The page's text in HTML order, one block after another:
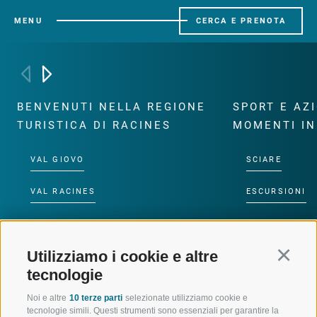
Utilizziamo i cookie e altre
tecnologie
Noi e altre 10 terze parti selezionate utilizziamo cookie e
tecnologie simili. Questi strumenti sono essenziali per garantire la
MENU CERCA E PRENOTA
BENVENUTI NELLA REGIONE
TURISTICA DI RACINES
VAL GIOVO
VAL RACINES
VAL RIDANNA
IMPIANTI DI RISALITA
SCUOLA DI SCI RACINES
SPORT E
MOMENTI
SCIARE
ESCURSIONI
ALTA